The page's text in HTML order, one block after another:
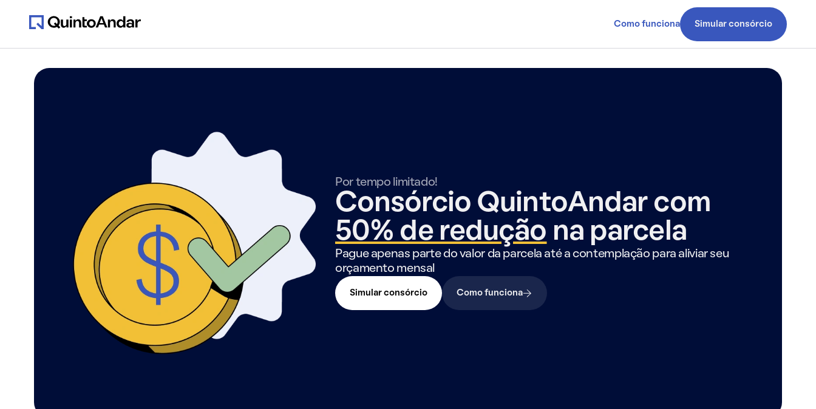
Como funciona Simular consórcio
Por tempo limitado!
Consórcio QuintoAndar com
50% de redução na parcela
Pague apenas parte do valor da parcela até a contemplação para aliviar seu
orçamento mensal
Simular consórcio Como funciona